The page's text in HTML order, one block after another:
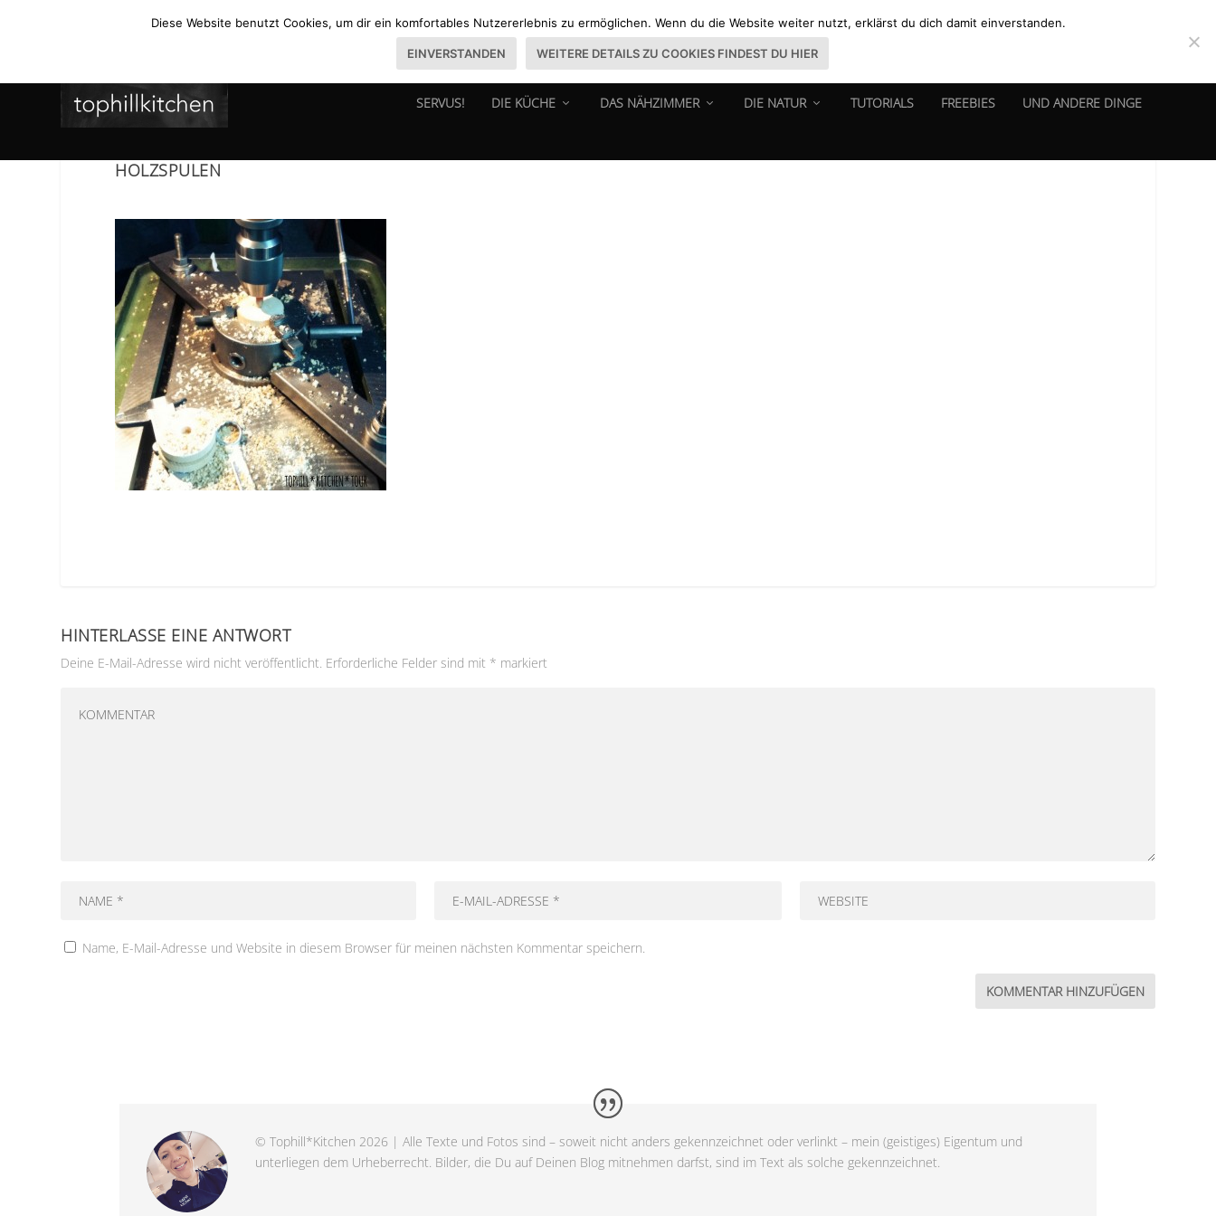
SERVUS! DIE KÜCHE DAS NÄHZIMMER DIE NATUR TUTORIALS FREEBIES UND ANDERE DINGE
HOLZSPULEN
HINTERLASSE EINE ANTWORT
Deine E-Mail-Adresse wird nicht veröffentlicht. Erforderliche Felder sind mit * markiert
Name, E-Mail-Adresse und Website in diesem Browser für meinen nächsten Kommentar speichern.
© Tophill*Kitchen 2026 | Alle Texte und Fotos sind – soweit nicht anders gekennzeichnet oder verlinkt – mein (geistiges) Eigentum und
unterliegen dem Urheberrecht. Bilder, die Du auf Deinen Blog mitnehmen darfst, sind im Text als solche gekennzeichnet.
Diese Website benutzt Cookies, um dir ein komfortables Nutzererlebnis zu ermöglichen. Wenn du die Website weiter nutzt, erklärst du dich damit einverstanden.
EINVERSTANDEN WEITERE DETAILS ZU COOKIES FINDEST DU HIER